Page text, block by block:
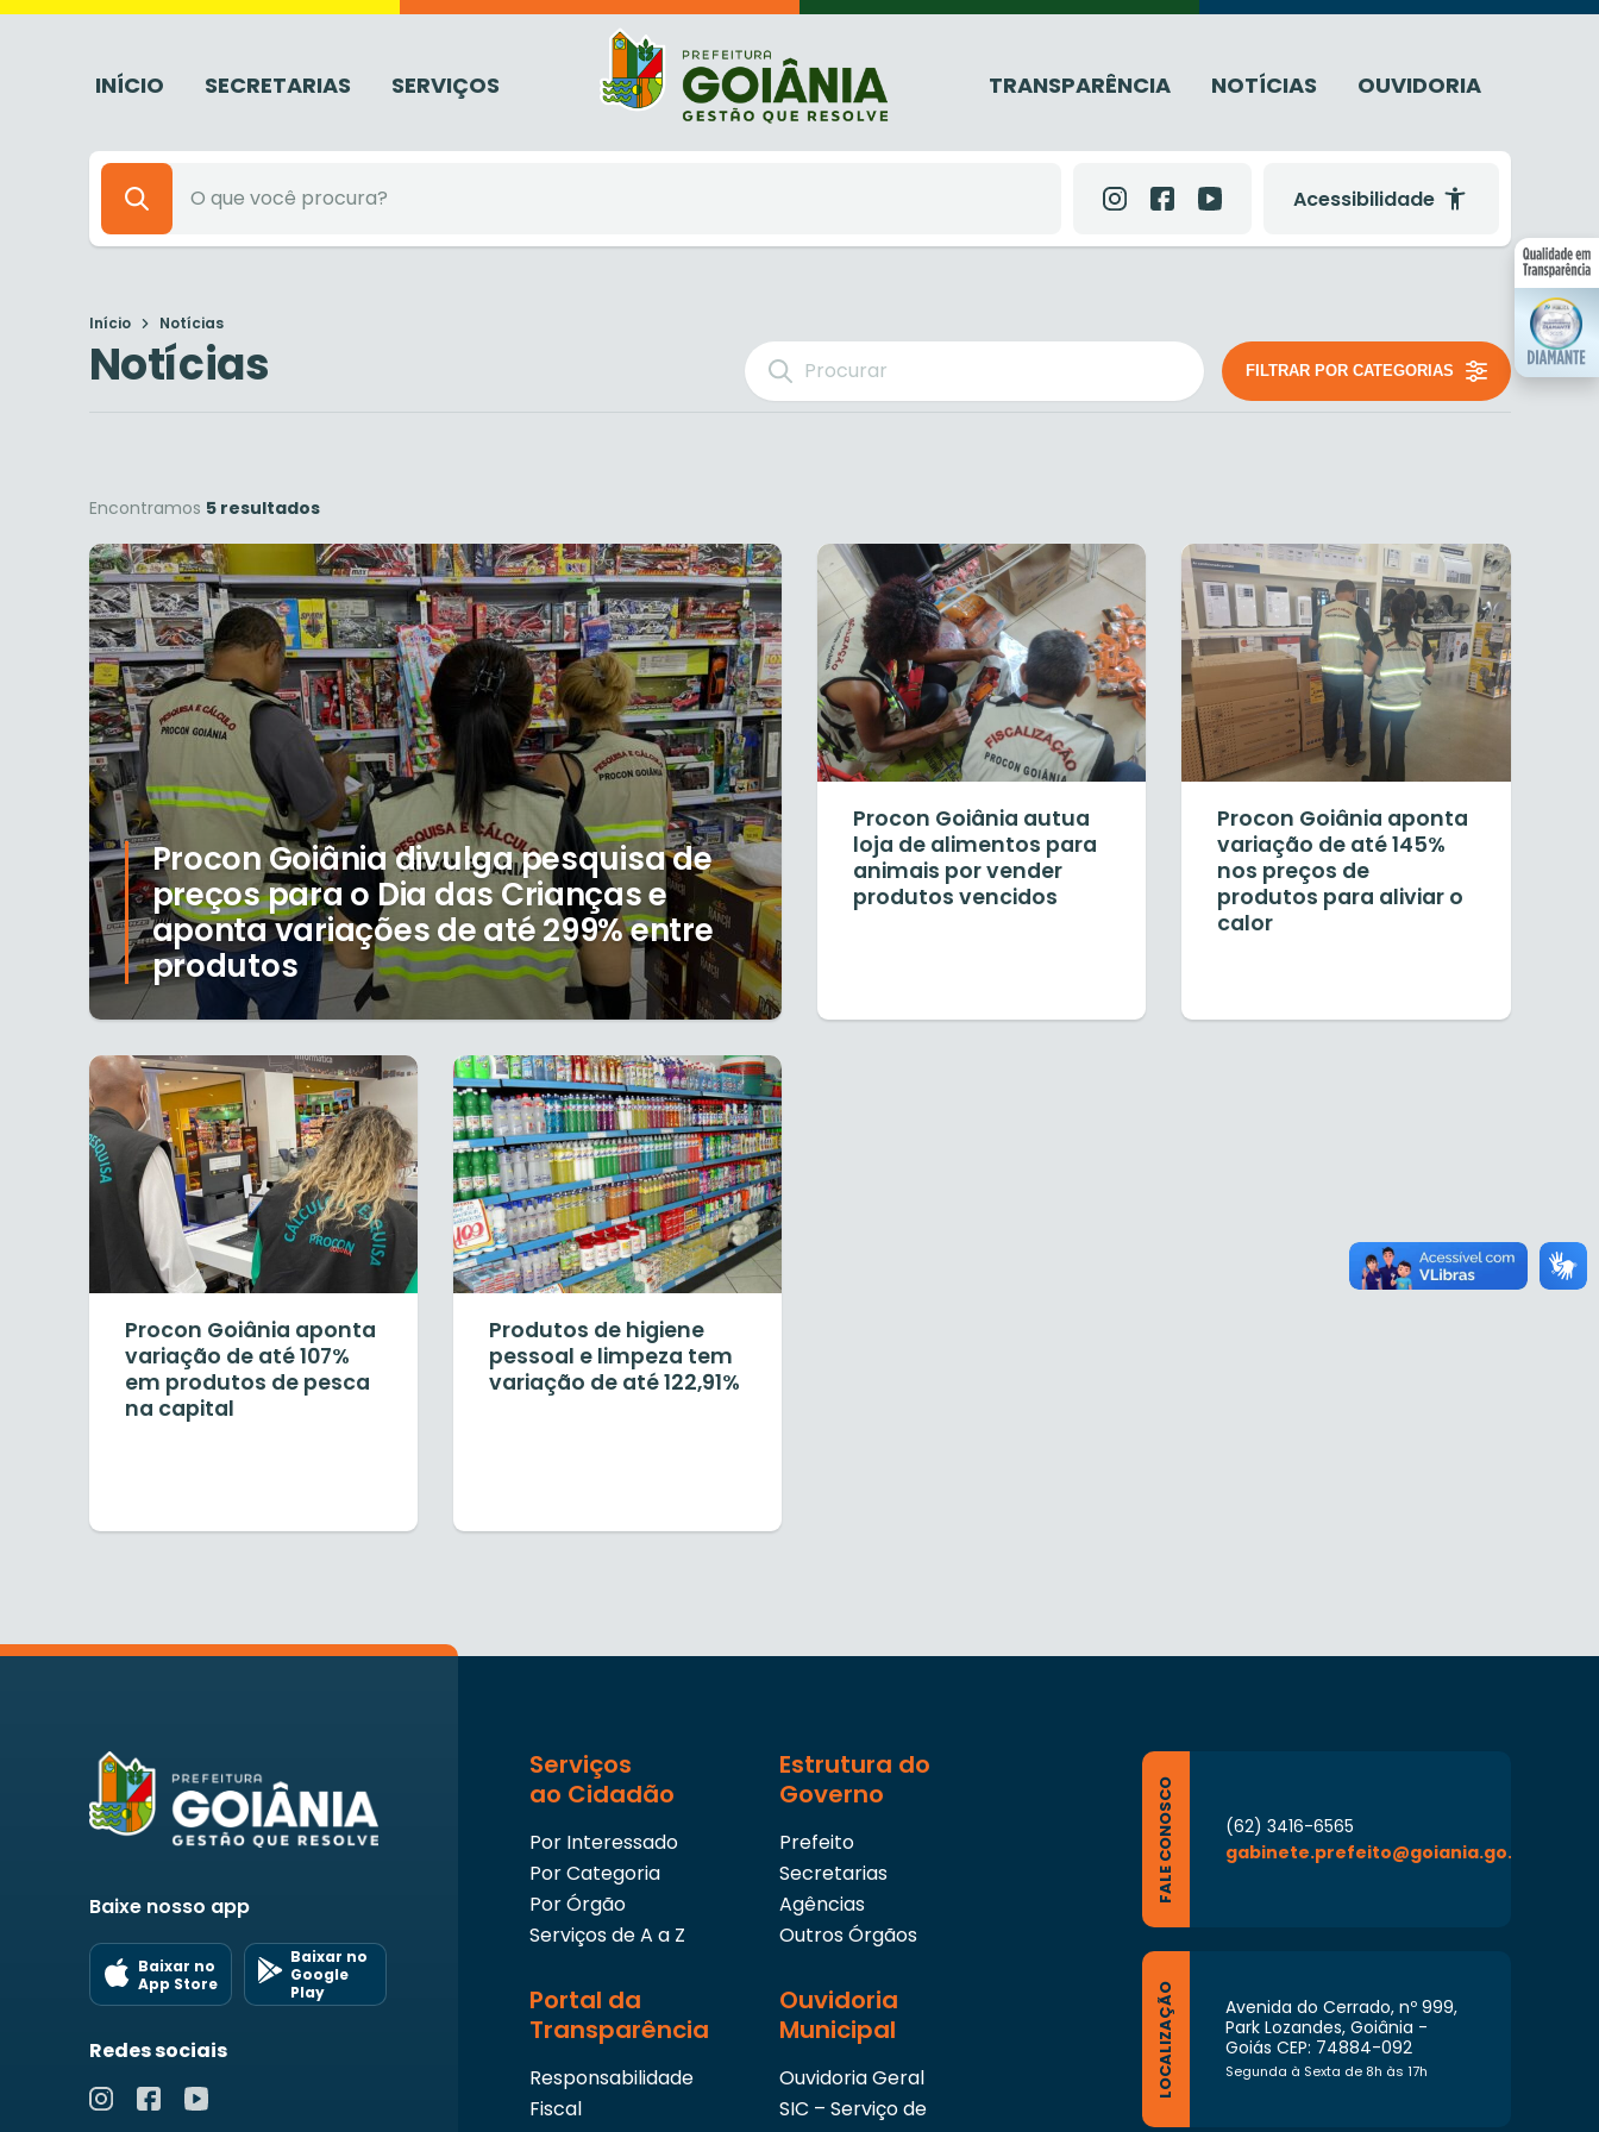
INÍCIO SECRETARIAS SERVIÇOS TRANSPARÊNCIA NOTÍCIAS OUVIDORIA
Acessibilidade
Início Notícias
Notícias FILTRAR POR CATEGORIAS
Encontramos 5 resultados
Procon Goiânia divulga pesquisa de
preços para o Dia das Crianças e
aponta variações de até 299% entre
produtos
Procon Goiânia autua
loja de alimentos para
animais por vender
produtos vencidos
Procon Goiânia aponta
variação de até 145%
nos preços de
produtos para aliviar o
calor
Procon Goiânia aponta
variação de até 107%
em produtos de pesca
na capital
Produtos de higiene
pessoal e limpeza tem
variação de até 122,91%
Baixe nosso app
Baixar no
App Store
Baixar no
Google
Play
Redes sociais
Serviços
ao Cidadão
Por Interessado
Por Categoria
Por Órgão
Serviços de A a Z
Estrutura do
Governo
Prefeito
Secretarias
Agências
Outros Órgãos
Portal da
Transparência
Responsabilidade
Fiscal
Ouvidoria
Municipal
Ouvidoria Geral
SIC – Serviço de
FALE CONOSCO
(62) 3416-6565
gabinete.prefeito@goiania.go.gov.br
LOCALIZAÇÃO
Avenida do Cerrado, nº 999,
Park Lozandes, Goiânia -
Goiás CEP: 74884-092
Segunda à Sexta de 8h às 17h